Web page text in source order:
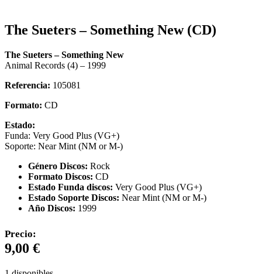
The Sueters – Something New (CD)
The Sueters – Something New
Animal Records (4) – 1999
Referencia: 105081
Formato: CD
Estado:
Funda: Very Good Plus (VG+)
Soporte: Near Mint (NM or M-)
Género Discos: Rock
Formato Discos: CD
Estado Funda discos: Very Good Plus (VG+)
Estado Soporte Discos: Near Mint (NM or M-)
Año Discos: 1999
Precio:
9,00 €